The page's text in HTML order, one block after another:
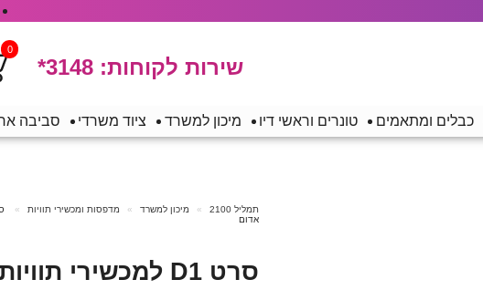
שירות לקוחות: *3148
0
כבלים ומתאמים טונרים וראשי דיו מיכון למשרד ציוד משרדי סביבה
תמליל 2100 מיכון למשרד מדפסות ומכשירי תוויות
אדום